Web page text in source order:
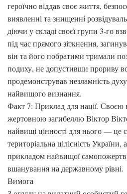
героїчно віддав своє життя,
виявленні та знищенні
діючи у складі своєї групи 3-го
під час прямого зіткнення,
він та його побратими тримали
подиху, не допустивши прориву
продемонстрував незламність
найвищого визнання.
Факт 7: Приклад для нації. Своєю
жертовною загибеллю Віктор
найвищі цінності для нього — це
територіальна цілісність
прикладом найвищої
вшанування на державному рівні.
Вимога